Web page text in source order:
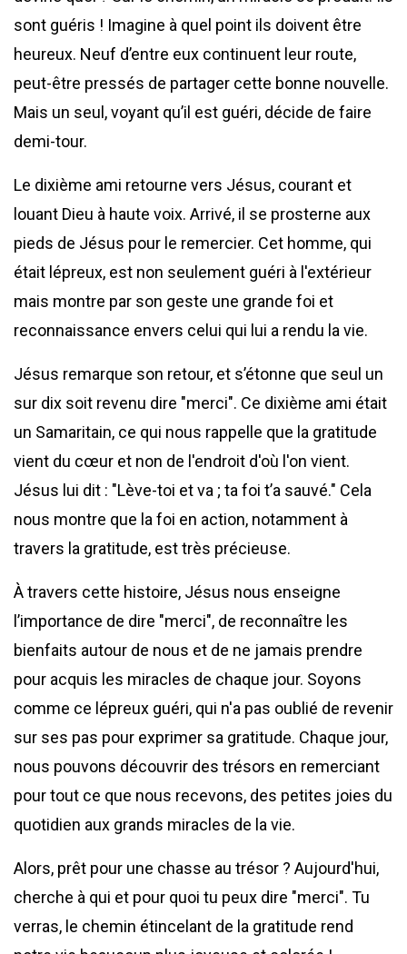
sont guéris ! Imagine à quel point ils doivent être
heureux. Neuf d’entre eux continuent leur route,
peut-être pressés de partager cette bonne nouvelle.
Mais un seul, voyant qu’il est guéri, décide de faire
demi-tour.
Le dixième ami retourne vers Jésus, courant et
louant Dieu à haute voix. Arrivé, il se prosterne aux
pieds de Jésus pour le remercier. Cet homme, qui
était lépreux, est non seulement guéri à l'extérieur
mais montre par son geste une grande foi et
reconnaissance envers celui qui lui a rendu la vie.
Jésus remarque son retour, et s’étonne que seul un
sur dix soit revenu dire "merci". Ce dixième ami était
un Samaritain, ce qui nous rappelle que la gratitude
vient du cœur et non de l'endroit d'où l'on vient.
Jésus lui dit : "Lève-toi et va ; ta foi t’a sauvé." Cela
nous montre que la foi en action, notamment à
travers la gratitude, est très précieuse.
À travers cette histoire, Jésus nous enseigne
l’importance de dire "merci", de reconnaître les
bienfaits autour de nous et de ne jamais prendre
pour acquis les miracles de chaque jour. Soyons
comme ce lépreux guéri, qui n'a pas oublié de revenir
sur ses pas pour exprimer sa gratitude. Chaque jour,
nous pouvons découvrir des trésors en remerciant
pour tout ce que nous recevons, des petites joies du
quotidien aux grands miracles de la vie.
Alors, prêt pour une chasse au trésor ? Aujourd'hui,
cherche à qui et pour quoi tu peux dire "merci". Tu
verras, le chemin étincelant de la gratitude rend